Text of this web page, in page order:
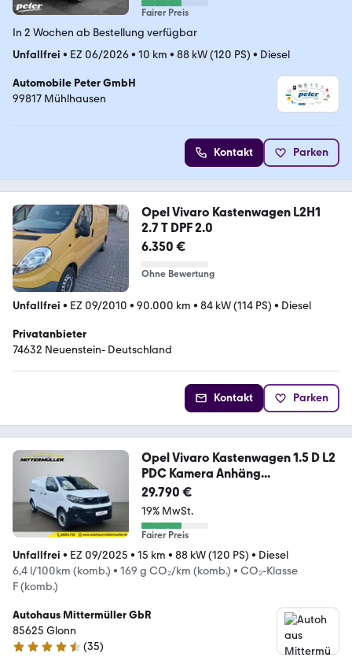
Fairer Preis
In 2 Wochen ab Bestellung verfügbar
Unfallfrei • EZ 06/2026• 10 km • 88 kW (120 PS) • Diesel
Automobile Peter GmbH
99817 Mühlhausen
Kontakt Parken
Opel Vivaro Kastenwagen L2H1
2.7 T DPF 2.0
6.350 €
Ohne Bewertung
Unfallfrei • EZ 09/2010 • 90.000 km • 84 kW (114 PS) • Diesel
Privatanbieter
74632 Neuenstein- Deutschland
Kontakt Parken
Opel Vivaro Kastenwagen 1.5 D L2
PDC Kamera Anhäng...
29.790 €
19% MwSt.
Fairer Preis
Unfallfrei • EZ 09/2025 • 15 km • 88 kW (120 PS) • Diesel
6,4 l/100km (komb.) • 169 g CO₂/km (komb.) • CO₂-Klasse
F (komb.)
Autohaus Mittermüller GbR
85625 Glonn
4.5 Sterne
(35)